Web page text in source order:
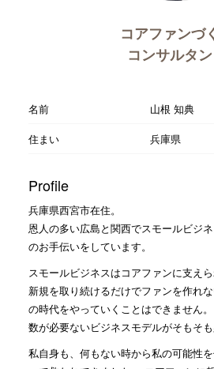
コアファンづ
コンサルタ
名前
山根 知典
住まい
兵庫県
Profile
兵庫県西宮市在住。
恩人の多い広島と関西でスモールビジ
のお手伝いをしています。
スモールビジネスはコアファンに支えら
新規を取り続けるだけでファンを作れ
の時代をやっていくことはできません
数が必要ないビジネスモデルがそもそも
私自身も、何もない時から私の可能性